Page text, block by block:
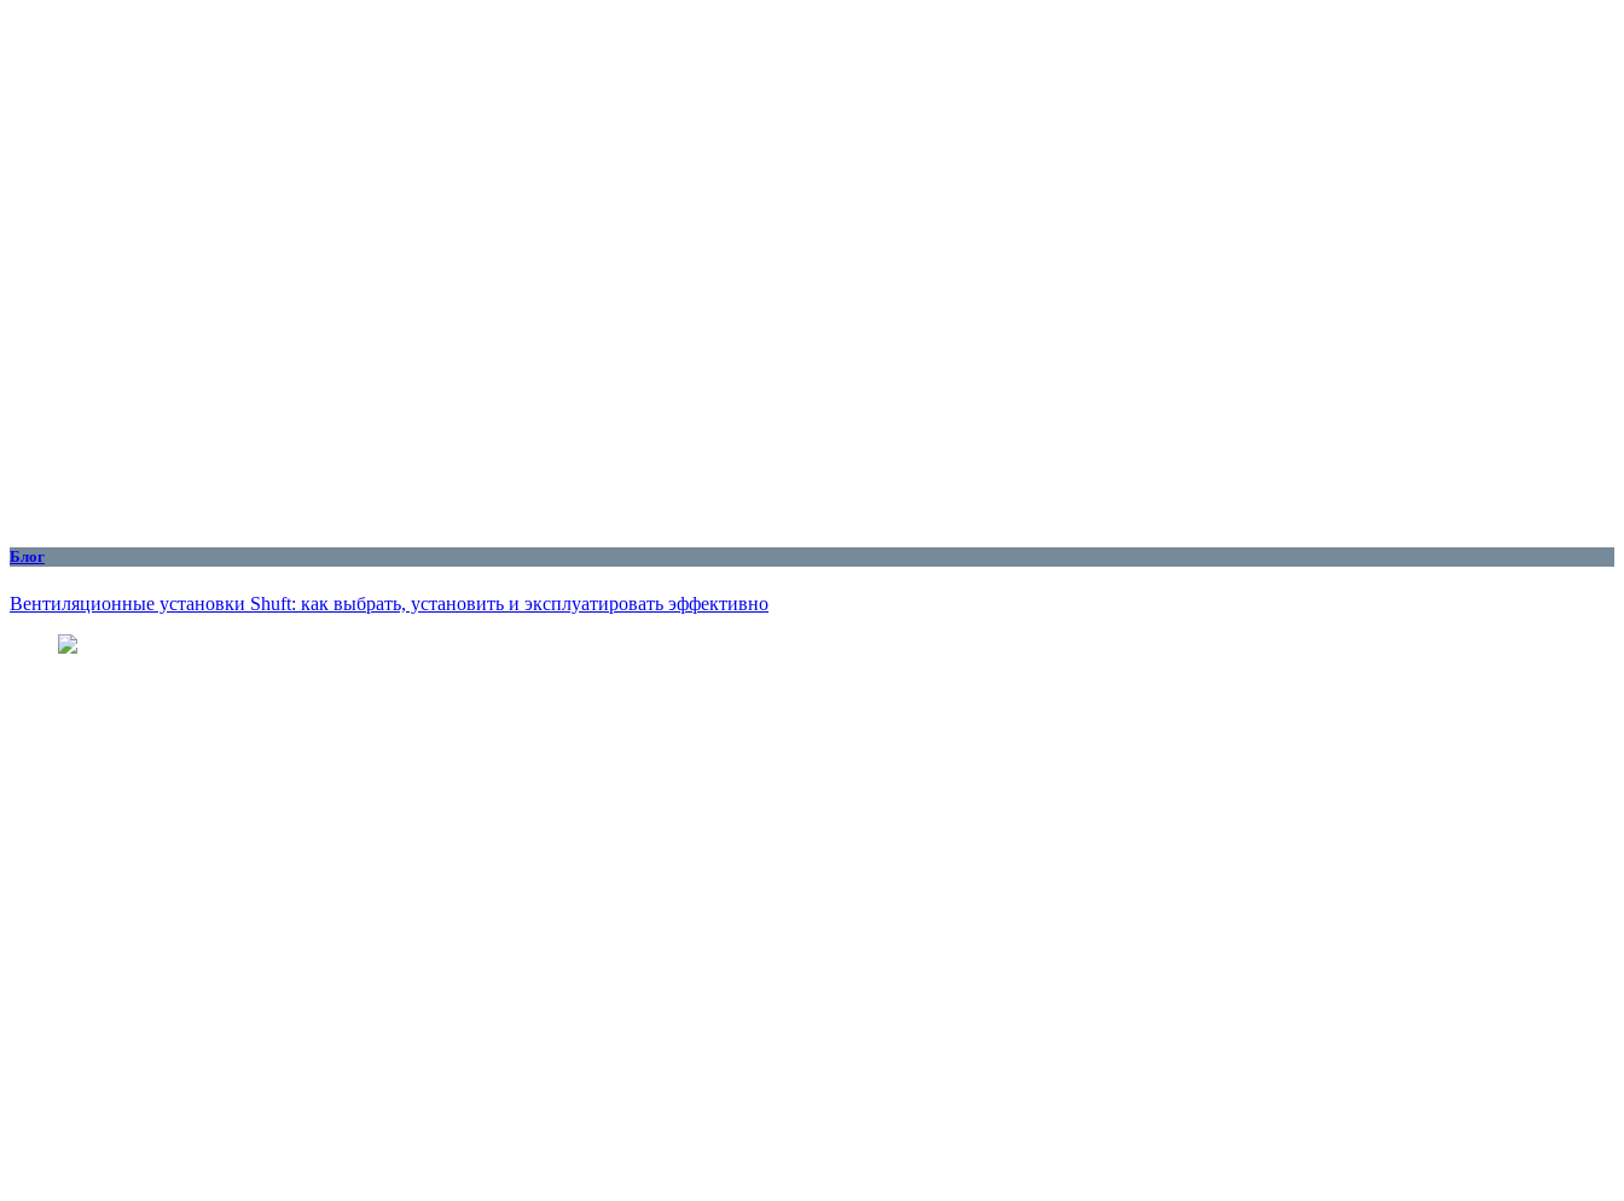
Блог
Вентиляционные установки Shuft: как выбрать, установить и эксплуатировать эффективно